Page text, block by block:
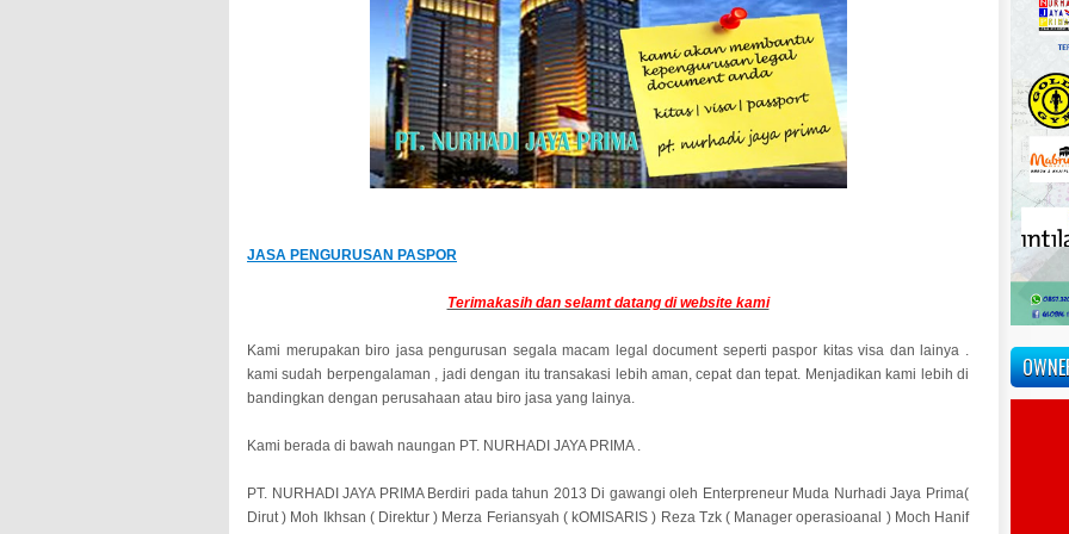
JASA PENGURUSAN PASPOR
Terimakasih dan selamt datang di website kami
Kami merupakan biro jasa pengurusan segala macam legal document seperti paspor kitas visa dan lainya .
kami sudah berpengalaman , jadi dengan itu transakasi lebih aman, cepat dan tepat. Menjadikan kami lebih di
bandingkan dengan perusahaan atau biro jasa yang lainya.
Kami berada di bawah naungan PT. NURHADI JAYA PRIMA .
PT. NURHADI JAYA PRIMA Berdiri pada tahun 2013 Di gawangi oleh Enterpreneur Muda Nurhadi Jaya Prima(
Dirut ) Moh Ikhsan ( Direktur ) Merza Feriansyah ( kOMISARIS ) Reza Tzk ( Manager operasioanal ) Moch Hanif